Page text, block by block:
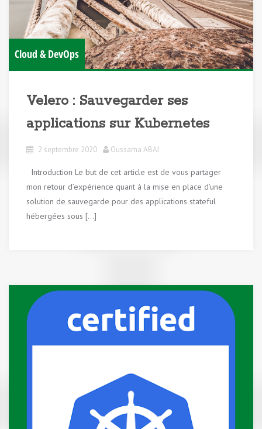
Cloud & DevOps
Velero : Sauvegarder ses
applications sur Kubernetes
2 septembre 2020 Oussama ABAI
Introduction Le but de cet article est de vous partager
mon retour d’expérience quant à la mise en place d’une
solution de sauvegarde pour des applications stateful
hébergées sous […]